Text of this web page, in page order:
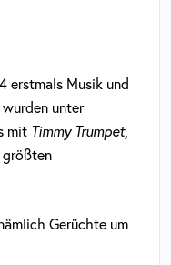
erstmals Musik und
unter
mit Timmy Trumpet,
größten
Gerüchte um